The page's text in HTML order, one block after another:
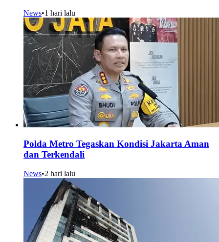
News•1 hari lalu
Polda Metro Tegaskan Kondisi Jakarta Aman
dan Terkendali
News•2 hari lalu